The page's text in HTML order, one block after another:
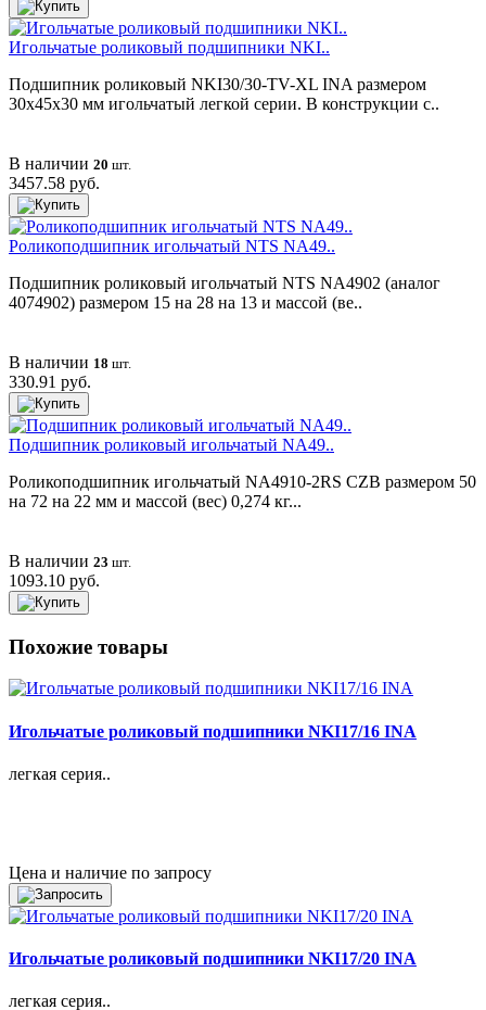
Игольчатые роликовый подшипники NKI..
Подшипник роликовый NKI30/30-TV-XL INA размером
30х45х30 мм игольчатый легкой серии. В конструкции с..
В наличии 20 шт.
3457.58 руб.
Роликоподшипник игольчатый NTS NA49..
Подшипник роликовый игольчатый NTS NA4902 (аналог
4074902) размером 15 на 28 на 13 и массой (ве..
В наличии 18 шт.
330.91 руб.
Подшипник роликовый игольчатый NA49..
Роликоподшипник игольчатый NA4910-2RS CZB размером 50
на 72 на 22 мм и массой (вес) 0,274 кг...
В наличии 23 шт.
1093.10 руб.
Похожие товары
Игольчатые роликовый подшипники NKI17/16 INA
легкая серия..
Цена и наличие по запросу
Игольчатые роликовый подшипники NKI17/20 INA
легкая серия..